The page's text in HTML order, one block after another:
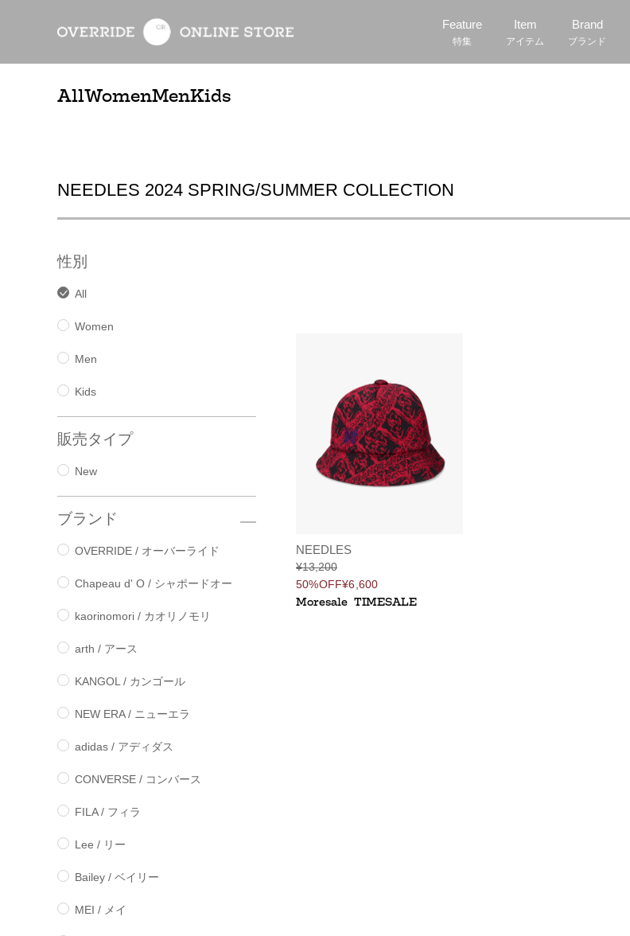
Feature
特集
Item
アイテム
Brand
ブランド
AllWomenMenKids
NEEDLES 2024 SPRING/SUMMER COLLECTION
性別
All
Women
Men
Kids
販売タイプ
New
ブランド
OVERRIDE / オーバーライド
Chapeau d' O / シャポードオー
kaorinomori / カオリノモリ
arth / アース
KANGOL / カンゴール
NEW ERA / ニューエラ
adidas / アディダス
CONVERSE / コンバース
FILA / フィラ
Lee / リー
Bailey / ベイリー
MEI / メイ
NEEDLES
¥13,200
50%OFF¥6,600
Moresale TIMESALE